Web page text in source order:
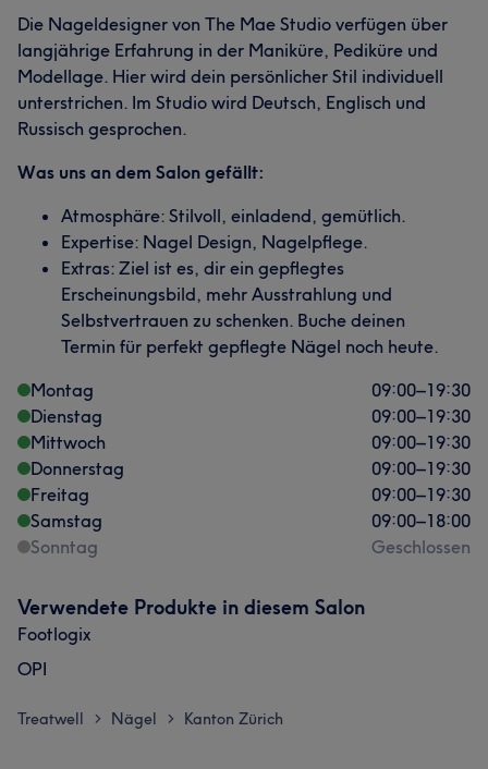
Die Nageldesigner von The Mae Studio verfügen über
langjährige Erfahrung in der Maniküre, Pediküre und
Modellage. Hier wird dein persönlicher Stil individuell
unterstrichen. Im Studio wird Deutsch, Englisch und
Russisch gesprochen.
Was uns an dem Salon gefällt:
Atmosphäre: Stilvoll, einladend, gemütlich.
Expertise: Nagel Design, Nagelpflege.
Extras: Ziel ist es, dir ein gepflegtes
Erscheinungsbild, mehr Ausstrahlung und
Selbstvertrauen zu schenken. Buche deinen
Termin für perfekt gepflegte Nägel noch heute.
Montag
09:00–19:30
Dienstag
09:00–19:30
Mittwoch
09:00–19:30
Donnerstag
09:00–19:30
Freitag
09:00–19:30
Samstag
09:00–18:00
Sonntag
Geschlossen
Verwendete Produkte in diesem Salon
Footlogix
OPI
Treatwell > Nägel > Kanton Zürich